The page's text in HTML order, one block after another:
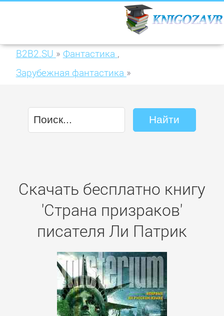
B2B2.SU » Фантастика ,
Зарубежная фантастика »
Скачать бесплатно книгу
'Страна призраков'
писателя Ли Патрик